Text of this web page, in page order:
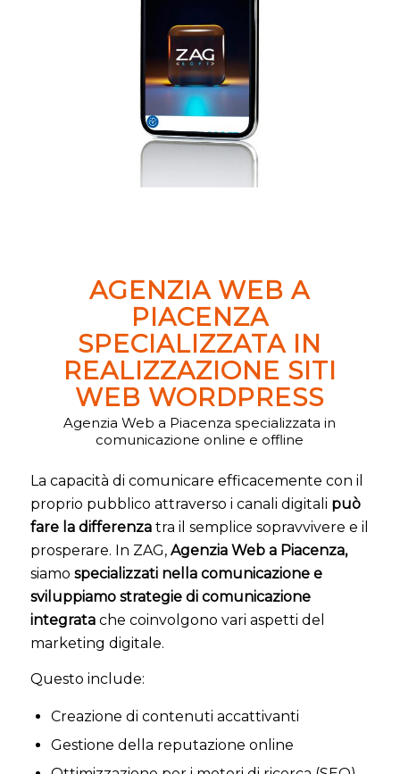
AGENZIA WEB A
PIACENZA
SPECIALIZZATA IN
REALIZZAZIONE SITI
WEB WORDPRESS
Agenzia Web a Piacenza specializzata in
comunicazione online e offline
La capacità di comunicare efficacemente con il
proprio pubblico attraverso i canali digitali può
fare la differenzatra il semplice sopravvivere e il
prosperare. In ZAG, Agenzia Web a Piacenza,
siamo specializzati nella comunicazione e
sviluppiamo strategie di comunicazione
integratache coinvolgono vari aspetti del
marketing digitale.
Questo include:
Creazione di contenuti accattivanti
Gestione della reputazione online